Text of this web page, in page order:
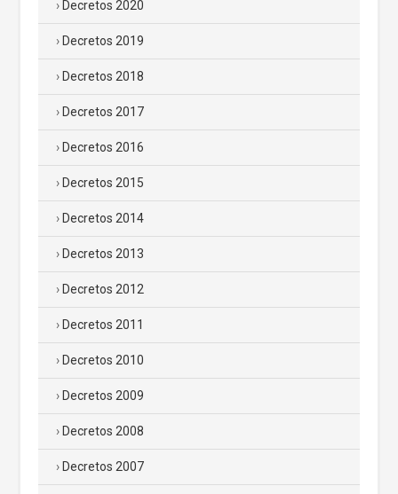
Decretos 2020
Decretos 2019
Decretos 2018
Decretos 2017
Decretos 2016
Decretos 2015
Decretos 2014
Decretos 2013
Decretos 2012
Decretos 2011
Decretos 2010
Decretos 2009
Decretos 2008
Decretos 2007